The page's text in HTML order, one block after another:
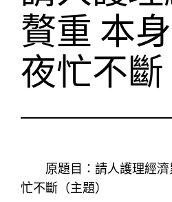
贅重 本
夜忙不斷
原題目：請人護理經
忙不斷（主題）